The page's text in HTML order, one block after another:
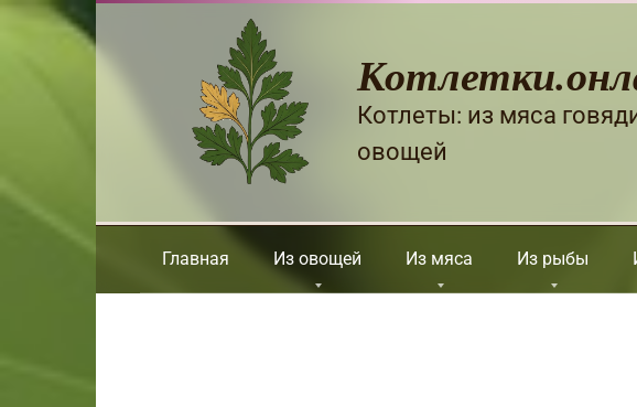
Перейти
Котлеты: из мяса
овощей
Главная Из овощей Из мяса Из рыбы